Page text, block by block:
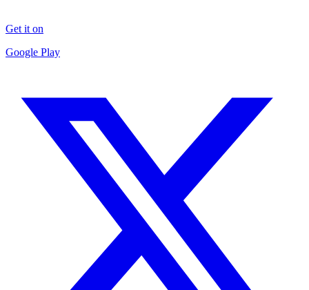
Get it on
Google Play